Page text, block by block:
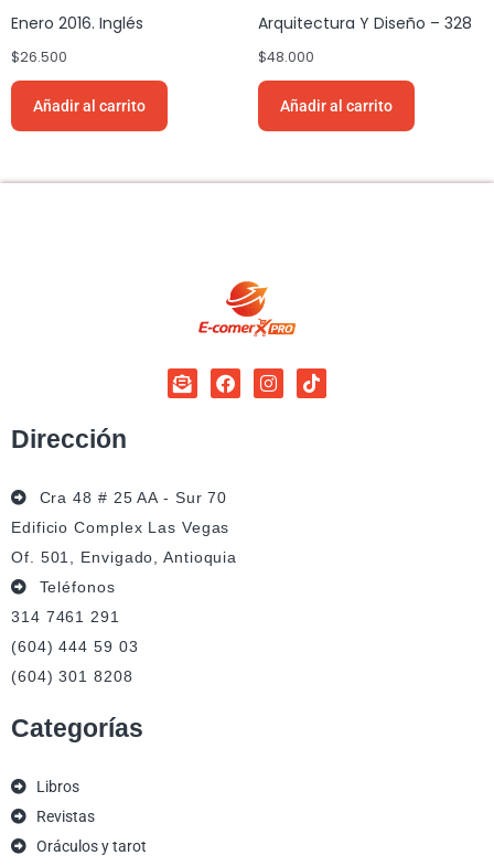
Enero 2016. Inglés
$26.500
Añadir al carrito
Arquitectura Y Diseño – 328
$48.000
Añadir al carrito
Dirección
Cra 48 # 25 AA - Sur 70
Edificio Complex Las Vegas
Of. 501, Envigado, Antioquia
Teléfonos
314 7461 291
(604) 444 59 03
(604) 301 8208
Categorías
Libros
Revistas
Oráculos y tarot